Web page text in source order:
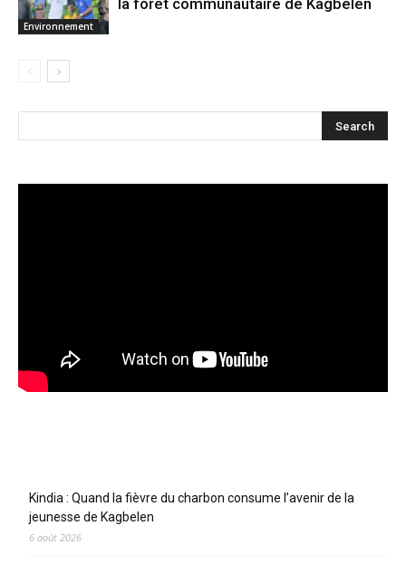
Environnement
Kindia : Quand la fièvre du charbon consume l’avenir de la
jeunesse de Kagbelen
6 août 2026